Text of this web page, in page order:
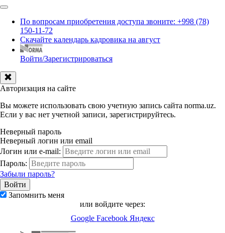
По вопросам приобретения доступа звоните: +998 (78)
150-11-72
Скачайте календарь кадровика на август
Войти/Зарегистрироваться
Авторизация на сайте
Вы можете использовать свою учетную запись сайта norma.uz.
Если у вас нет учетной записи, зарегистрируйтесь.
Неверный пароль
Неверный логин или email
Логин или e-mail:
Пароль:
Забыли пароль?
Запомнить меня
или войдите через:
Google Facebook Яндекс